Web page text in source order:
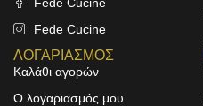
Fede Cucine
Fede Cucine
ΛΟΓΑΡΙΑΣΜΟΣ
Καλάθι αγορών
Ο λογαριασμός μου